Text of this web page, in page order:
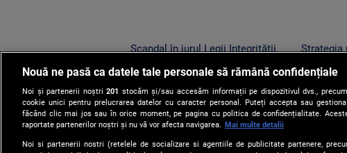
Scandal în jurul Legii Integrității.
CCR
Strategia
noapte,
încă 300
Nouă ne pasă ca datele tale personale să rămână confidențiale
Noi și partenerii noștri201 stocăm și/sau accesăm informații pe dispozitivul dvs.,
cookie unici pentru prelucrarea datelor cu caracter personal. Puteți accepta sau
făcând clic mai jos sau în orice moment, pe pagina cu politica de confidențialitate.
raportate partenerilor noștri și nu vă vor afecta navigarea.
Mai multe detalii
Noi si partenerii nostri (retelele de socializare si agentiile de publicitate partenere,